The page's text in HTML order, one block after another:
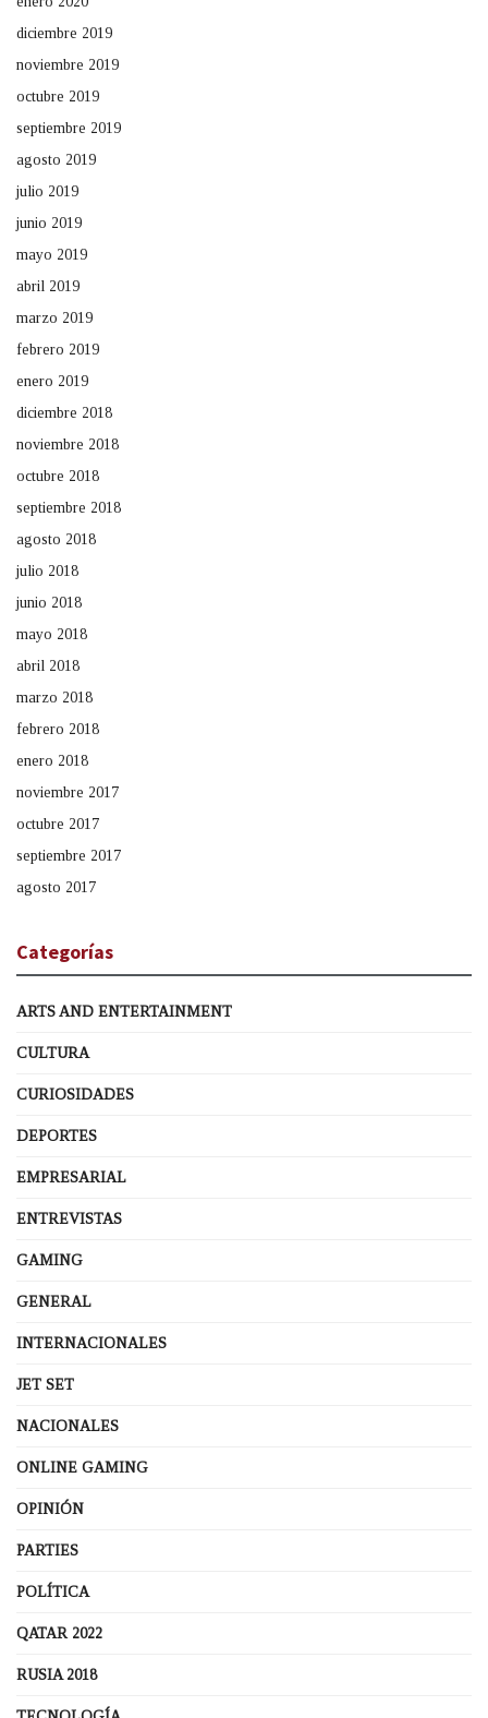
diciembre 2019
noviembre 2019
octubre 2019
septiembre 2019
agosto 2019
julio 2019
junio 2019
mayo 2019
abril 2019
marzo 2019
febrero 2019
enero 2019
diciembre 2018
noviembre 2018
octubre 2018
septiembre 2018
agosto 2018
julio 2018
junio 2018
mayo 2018
abril 2018
marzo 2018
febrero 2018
enero 2018
noviembre 2017
octubre 2017
septiembre 2017
agosto 2017
Categorías
ARTS AND ENTERTAINMENT
CULTURA
CURIOSIDADES
DEPORTES
EMPRESARIAL
ENTREVISTAS
GAMING
GENERAL
INTERNACIONALES
JET SET
NACIONALES
ONLINE GAMING
OPINIÓN
PARTIES
POLÍTICA
QATAR 2022
RUSIA 2018